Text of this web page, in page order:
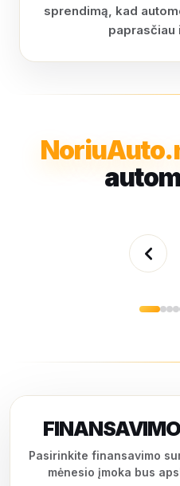
sprendimą, kad
paprasčiau
Pasirinkite finansavimo
mėnesio įmoka bus